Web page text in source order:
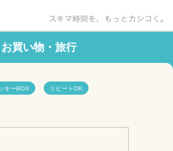
お買い物・旅行
キーBOX リピートOK